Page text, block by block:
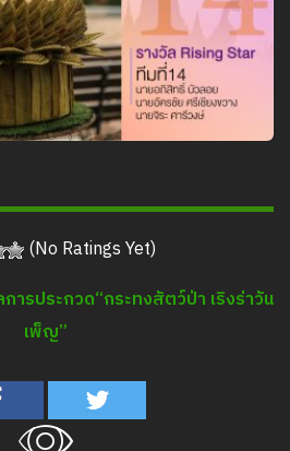
(No Ratings Yet)
ารประกวด“กระทงสัตว์ป่า เริงร่าวัน
เพ็ญ”